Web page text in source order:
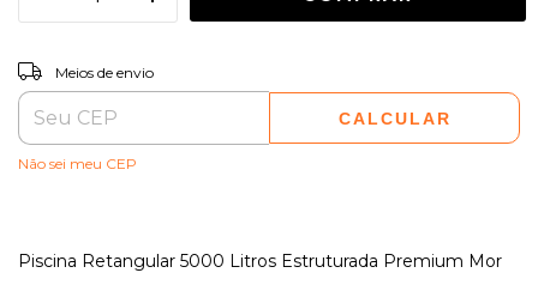
Entregas para o CEP:
Meios de envio
CALCULAR
Não sei meu CEP
Piscina Retangular 5000 Litros Estruturada Premium Mor